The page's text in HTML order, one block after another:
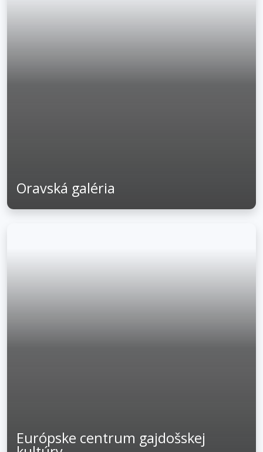
Oravská galéria
Európske centrum gajdošskej